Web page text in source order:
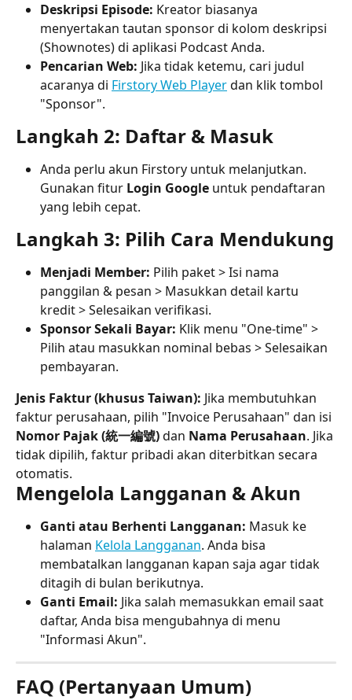
Deskripsi Episode: Kreator biasanya
menyertakan tautan sponsor di kolom deskripsi
(Shownotes) di aplikasi Podcast Anda.
Pencarian Web: Jika tidak ketemu, cari judul
acaranya di Firstory Web Player dan klik tombol
"Sponsor".
Langkah 2: Daftar & Masuk
Anda perlu akun Firstory untuk melanjutkan.
Gunakan fitur Login Google untuk pendaftaran
yang lebih cepat.
Langkah 3: Pilih Cara Mendukung
Menjadi Member: Pilih paket > Isi nama
panggilan & pesan > Masukkan detail kartu
kredit > Selesaikan verifikasi.
Sponsor Sekali Bayar: Klik menu "One-time" >
Pilih atau masukkan nominal bebas > Selesaikan
pembayaran.
Jenis Faktur (khusus Taiwan): Jika membutuhkan
faktur perusahaan, pilih "Invoice Perusahaan" dan isi
Nomor Pajak (統一編號) dan Nama Perusahaan. Jika
tidak dipilih, faktur pribadi akan diterbitkan secara
otomatis.
Mengelola Langganan & Akun
Ganti atau Berhenti Langganan: Masuk ke
halaman Kelola Langganan. Anda bisa
membatalkan langganan kapan saja agar tidak
ditagih di bulan berikutnya.
Ganti Email: Jika salah memasukkan email saat
daftar, Anda bisa mengubahnya di menu
"Informasi Akun".
FAQ (Pertanyaan Umum)